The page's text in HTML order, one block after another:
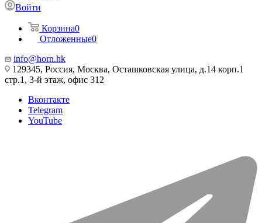
Войти
Корзина0
Отложенные0
info@horn.hk
129345, Россия, Москва, Осташковская улица, д.14 корп.1
стр.1, 3-й этаж, офис 312
Вконтакте
Telegram
YouTube